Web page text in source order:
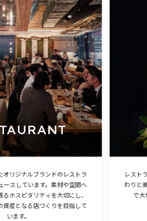
オリジナルブランドのレストラ
ースしています。素材や空間へ
ホスピタリティを大切にし、
資産となる店づくりを目指して
います。
レスト
わりと
で大